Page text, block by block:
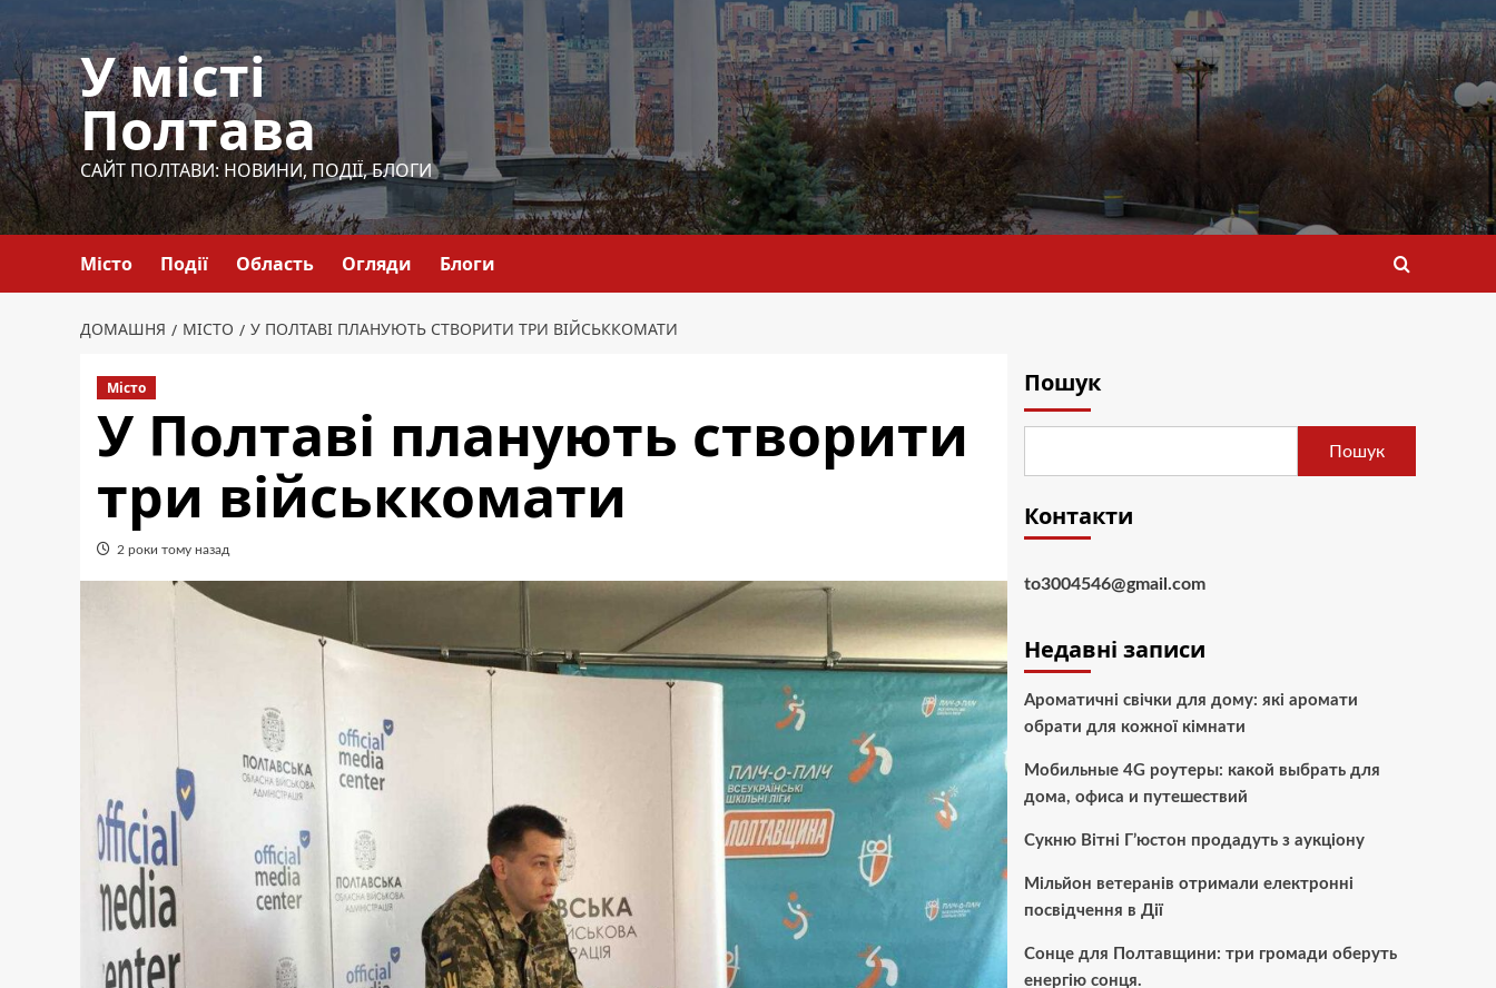
до
вмісту
У місті
Полтава
САЙТ ПОЛТАВИ: НОВИНИ, ПОДІЇ, БЛОГИ
Місто Події Область Огляди Блоги
ДОМАШНЯ МІСТО У ПОЛТАВІ ПЛАНУЮТЬ СТВОРИТИ ТРИ ВІЙСЬККОМАТИ
Місто
У Полтаві планують створити
три військкомати
2 роки тому назад
Пошук
Пошук
Контакти
to3004546@gmail.com
Недавні записи
Ароматичні свічки для дому: які аромати
обрати для кожної кімнати
Мобильные 4G роутеры: какой выбрать для
дома, офиса и путешествий
Сукню Вітні Г’юстон продадуть з аукціону
Мільйон ветеранів отримали електронні
посвідчення в Дії
Сонце для Полтавщини: три громади оберуть
енергію сонця.